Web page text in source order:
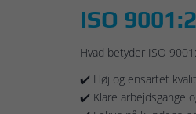
ISO
Hvad betyder ISO
✔️ Høj og ensartet
✔️ Klare arbejdsgange